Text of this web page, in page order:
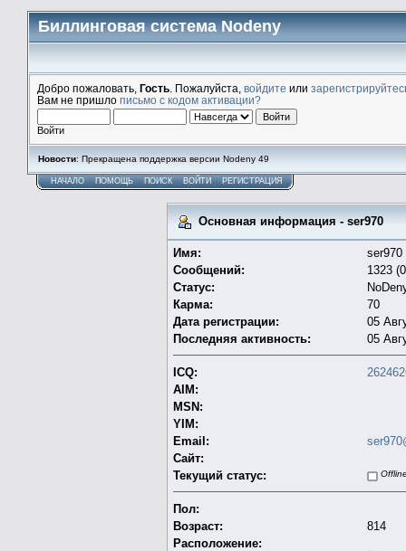
Биллинговая система Nodeny
Добро пожаловать, Гость . Пожалуйста, войдите или
Вам не пришло письмо с кодом активации?
Войти
Новости: Прекращена поддержка версии Nodeny 49
НАЧАЛО ПОМОЩЬ ПОИСК ВОЙТИ РЕГИСТРАЦИЯ
Основная информация - ser970
Имя:
ser970
Сообщений:
1323
Статус:
Карма:
70
Дата регистрации:
05
Последняя активность:
05
ICQ:
AIM:
MSN:
YIM:
Email:
Сайт:
Текущий статус:
Пол:
Возраст:
814
Расположение: